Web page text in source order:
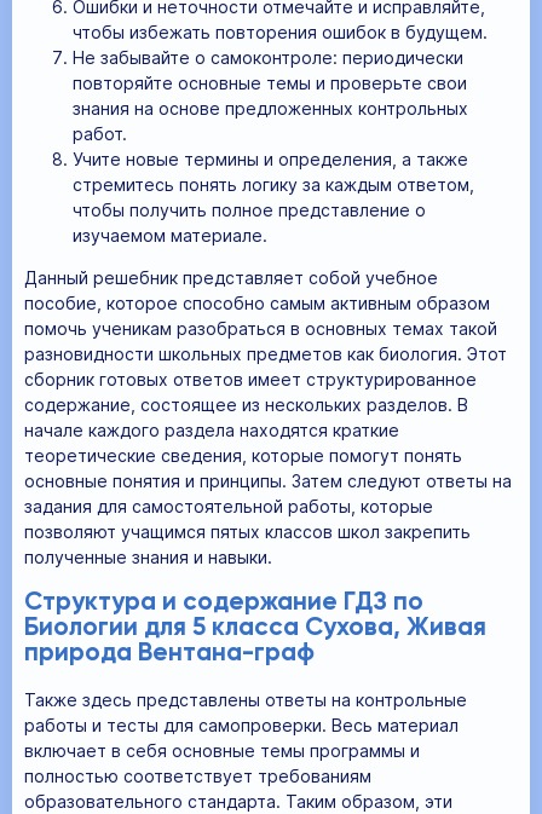
Ошибки и неточности отмечайте и исправляйте,
чтобы избежать повторения ошибок в будущем.
Не забывайте о самоконтроле: периодически
повторяйте основные темы и проверьте свои
знания на основе предложенных контрольных
работ.
Учите новые термины и определения, а также
стремитесь понять логику за каждым ответом,
чтобы получить полное представление о
изучаемом материале.
Данный решебник представляет собой учебное
пособие, которое способно самым активным образом
помочь ученикам разобраться в основных темах такой
разновидности школьных предметов как биология. Этот
сборник готовых ответов имеет структурированное
содержание, состоящее из нескольких разделов. В
начале каждого раздела находятся краткие
теоретические сведения, которые помогут понять
основные понятия и принципы. Затем следуют ответы на
задания для самостоятельной работы, которые
позволяют учащимся пятых классов школ закрепить
полученные знания и навыки.
Структура и содержание ГДЗ по
Биологии для 5 класса Сухова, Живая
природа Вентана-граф
Также здесь представлены ответы на контрольные
работы и тесты для самопроверки. Весь материал
включает в себя основные темы программы и
полностью соответствует требованиям
образовательного стандарта. Таким образом, эти